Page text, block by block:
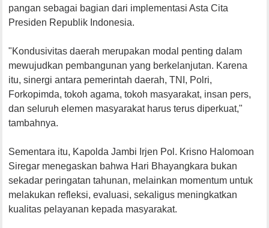
pangan sebagai bagian dari implementasi Asta Cita
Presiden Republik Indonesia.
"Kondusivitas daerah merupakan modal penting dalam
mewujudkan pembangunan yang berkelanjutan. Karena
itu, sinergi antara pemerintah daerah, TNI, Polri,
Forkopimda, tokoh agama, tokoh masyarakat, insan pers,
dan seluruh elemen masyarakat harus terus diperkuat,"
tambahnya.
Sementara itu, Kapolda Jambi Irjen Pol. Krisno Halomoan
Siregar menegaskan bahwa Hari Bhayangkara bukan
sekadar peringatan tahunan, melainkan momentum untuk
melakukan refleksi, evaluasi, sekaligus meningkatkan
kualitas pelayanan kepada masyarakat.